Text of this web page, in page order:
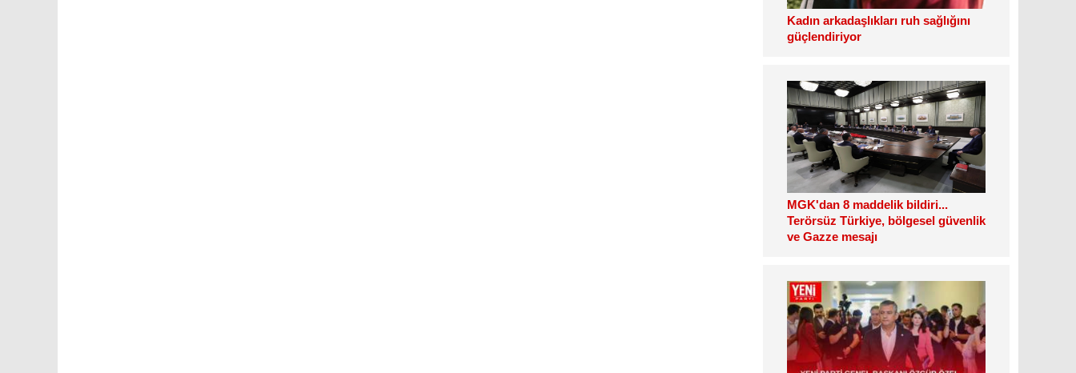
Kadın arkadaşlıkları ruh sağlığını
güçlendiriyor
MGK'dan 8 maddelik bildiri...
Terörsüz Türkiye, bölgesel güvenlik
ve Gazze mesajı